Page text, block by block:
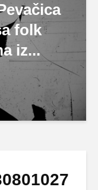
folk
iz...